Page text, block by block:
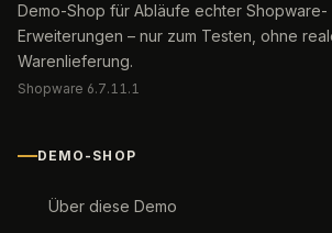
Demo-Shop für Abläufe echter Shopware-
Erweiterungen – nur zum Testen, ohne
Warenlieferung.
Shopware 6.7.11.1
DEMO-SHOP
Über diese Demo